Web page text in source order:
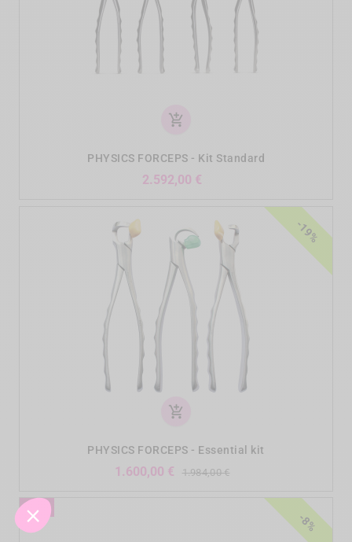
add_shopping_cart
PHYSICS FORCEPS - Kit Standard
2.592,00 €
add_shopping_cart
-19%
PHYSICS FORCEPS - Essential kit
1.600,00 € 1.984,00 €
NEU
-8%